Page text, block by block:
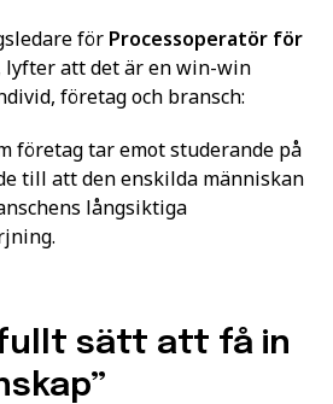
för Processoperatör för
lyfter att det är en win-win
företag och bransch:
företag tar emot studerande på
till att den enskilda människan
långsiktiga
sätt att få in